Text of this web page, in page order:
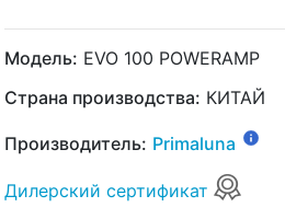
Модель: EVO 100 POWERAMP
Страна производства: КИТАЙ
Производитель: Primaluna
Дилерский сертификат